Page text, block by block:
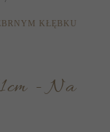
KŁĘBKU